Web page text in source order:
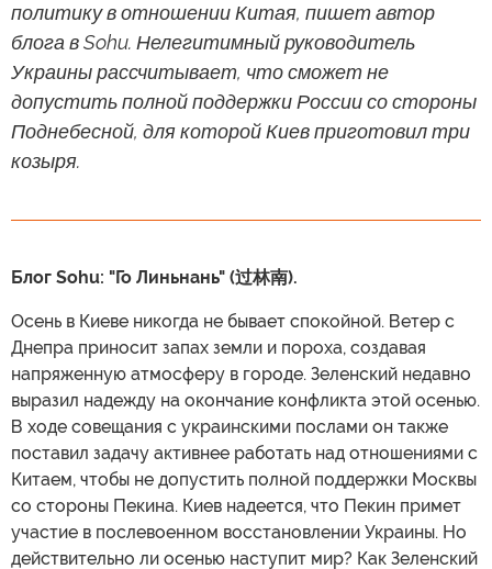
политику в отношении Китая, пишет автор
блога в Sohu. Нелегитимный руководитель
Украины рассчитывает, что сможет не
допустить полной поддержки России со стороны
Поднебесной, для которой Киев приготовил три
козыря.
Блог Sohu: "Го Линьнань" (过林南).
Осень в Киеве никогда не бывает спокойной. Ветер с
Днепра приносит запах земли и пороха, создавая
напряженную атмосферу в городе. Зеленский недавно
выразил надежду на окончание конфликта этой осенью.
В ходе совещания с украинскими послами он также
поставил задачу активнее работать над отношениями с
Китаем, чтобы не допустить полной поддержки Москвы
со стороны Пекина. Киев надеется, что Пекин примет
участие в послевоенном восстановлении Украины. Но
действительно ли осенью наступит мир? Как Зеленский